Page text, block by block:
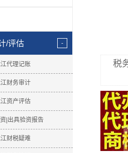
/评估
代理记账
财务审计
资产评估
|出具验资报告
财税疑难
税